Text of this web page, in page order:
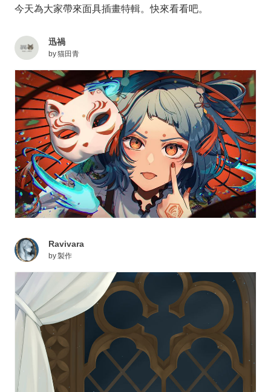
今天為大家帶來面具插畫特輯。快來看看吧。
迅禍
by猫田青
Ravivara
by製作